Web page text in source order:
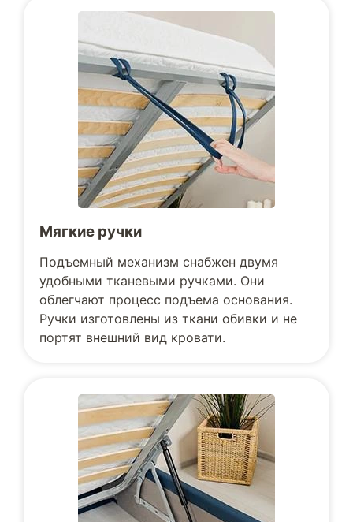
Мягкие ручки
Подъемный механизм снабжен двумя
удобными тканевыми ручками. Они
облегчают процесс подъема основания.
Ручки изготовлены из ткани обивки и не
портят внешний вид кровати.